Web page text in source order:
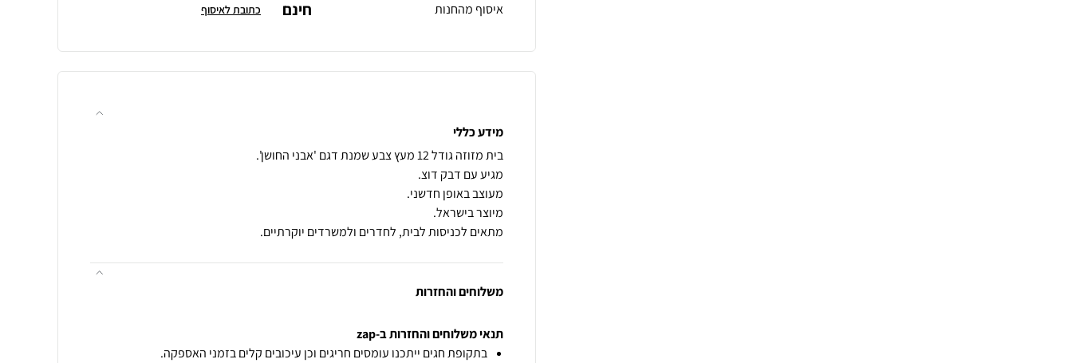
איסוף מהחנות חינם כתובת לאיסוף
מידע כללי
מתאים לכניסות לבית, לחדרים ולמשרדים יוקרתיים.
משלוחים והחזרות
תנאי משלוחים והחזרות ב-zap
בתקופת חגים ייתכנו עומסים חריגים וכן עיכובים קלים בזמני האספקה.